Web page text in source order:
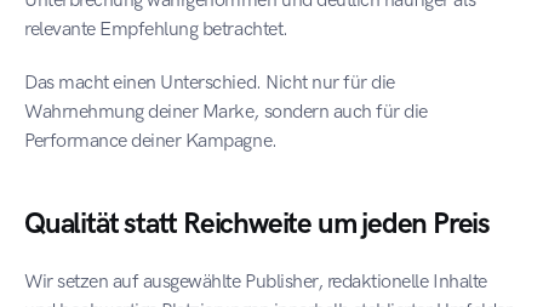
relevante Empfehlung betrachtet.
Das macht einen Unterschied. Nicht nur für die
Wahrnehmung deiner Marke, sondern auch für die
Performance deiner Kampagne.
Qualität statt Reichweite um jeden Preis
Wir setzen auf ausgewählte Publisher, redaktionelle Inhalte